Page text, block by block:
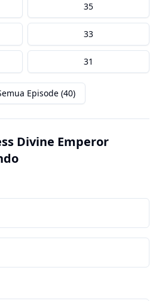
35
33
31
Episode (40)
Divine Emperor